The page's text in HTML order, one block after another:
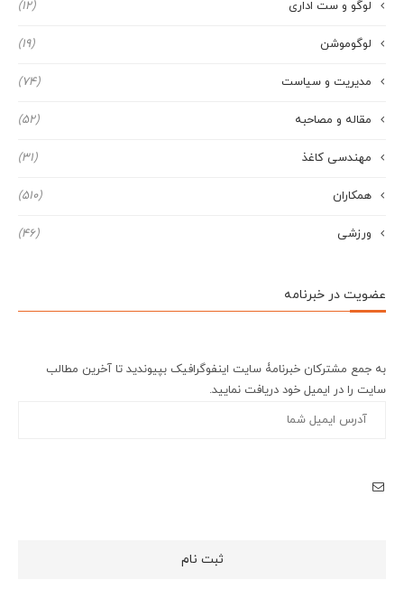
لوگو و ست اداری (12)
لوگوموشن (19)
مدیریت و سیاست (74)
مقاله و مصاحبه (52)
مهندسی کاغذ (31)
همکاران (510)
ورزشی (46)
عضویت در خبرنامه
به جمع مشترکان خبرنامۀ سایت اینفوگرافیک بپیوندید تا آخرین مطالب
سایت را در ایمیل خود دریافت نمایید.